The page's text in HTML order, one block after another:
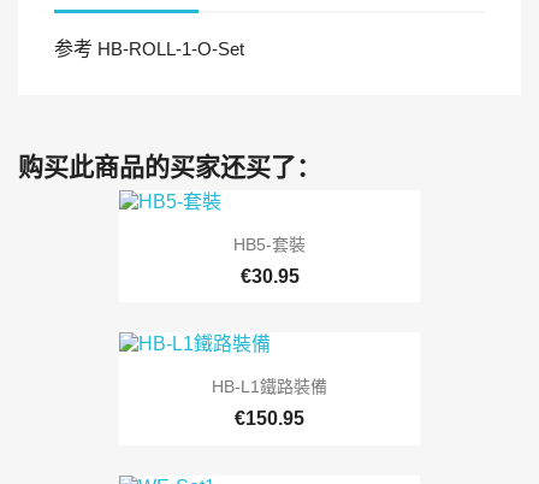
参考 HB-ROLL-1-O-Set
购买此商品的买家还买了：
HB5-套裝
€30.95
HB-L1鐵路裝備
€150.95